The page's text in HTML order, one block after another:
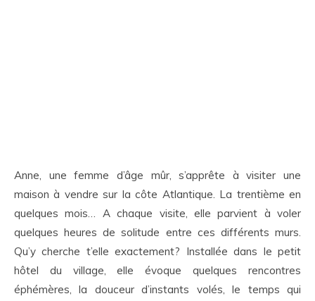
Anne, une femme d’âge mûr, s’apprête à visiter une
maison à vendre sur la côte Atlantique. La trentième en
quelques mois… A chaque visite, elle parvient à voler
quelques heures de solitude entre ces différents murs.
Qu’y cherche t’elle exactement? Installée dans le petit
hôtel du village, elle évoque quelques rencontres
éphémères, la douceur d’instants volés, le temps qui